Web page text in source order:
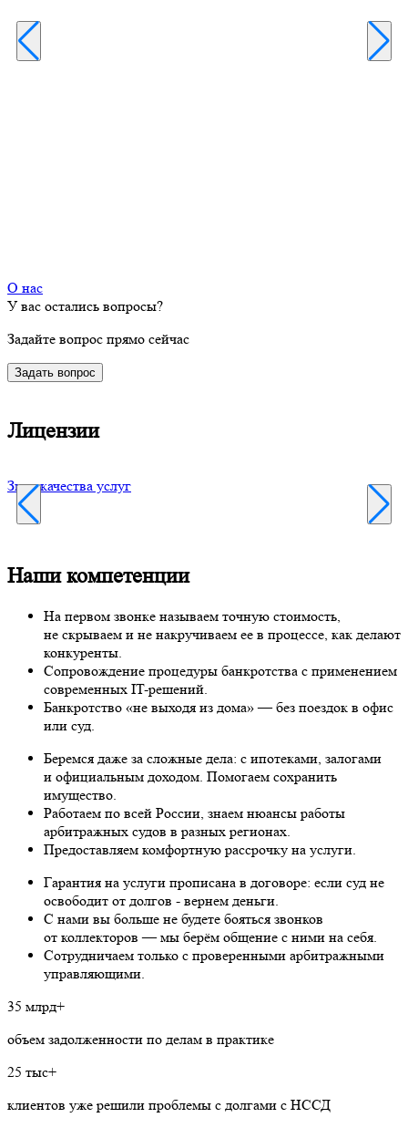
О нас
У вас остались вопросы?
Задайте вопрос прямо сейчас
Задать вопрос
Лицензии
Знак качества услуг
Наши компетенции
На первом звонке называем точную стоимость,
не скрываем и не накручиваем ее в процессе, как делают
конкуренты.
Сопровождение процедуры банкротства с применением
современных IT-решений.
Банкротство «не выходя из дома» — без поездок в офис
или суд.
Беремся даже за сложные дела: с ипотеками, залогами
и официальным доходом. Помогаем сохранить
имущество.
Работаем по всей России, знаем нюансы работы
арбитражных судов в разных регионах.
Предоставляем комфортную рассрочку на услуги.
Гарантия на услуги прописана в договоре: если суд не
освободит от долгов - вернем деньги.
С нами вы больше не будете бояться звонков
от коллекторов — мы берём общение с ними на себя.
Сотрудничаем только с проверенными арбитражными
управляющими.
35 млрд+
объем задолженности по делам в практике
25 тыс+
клиентов уже решили проблемы с долгами с НССД